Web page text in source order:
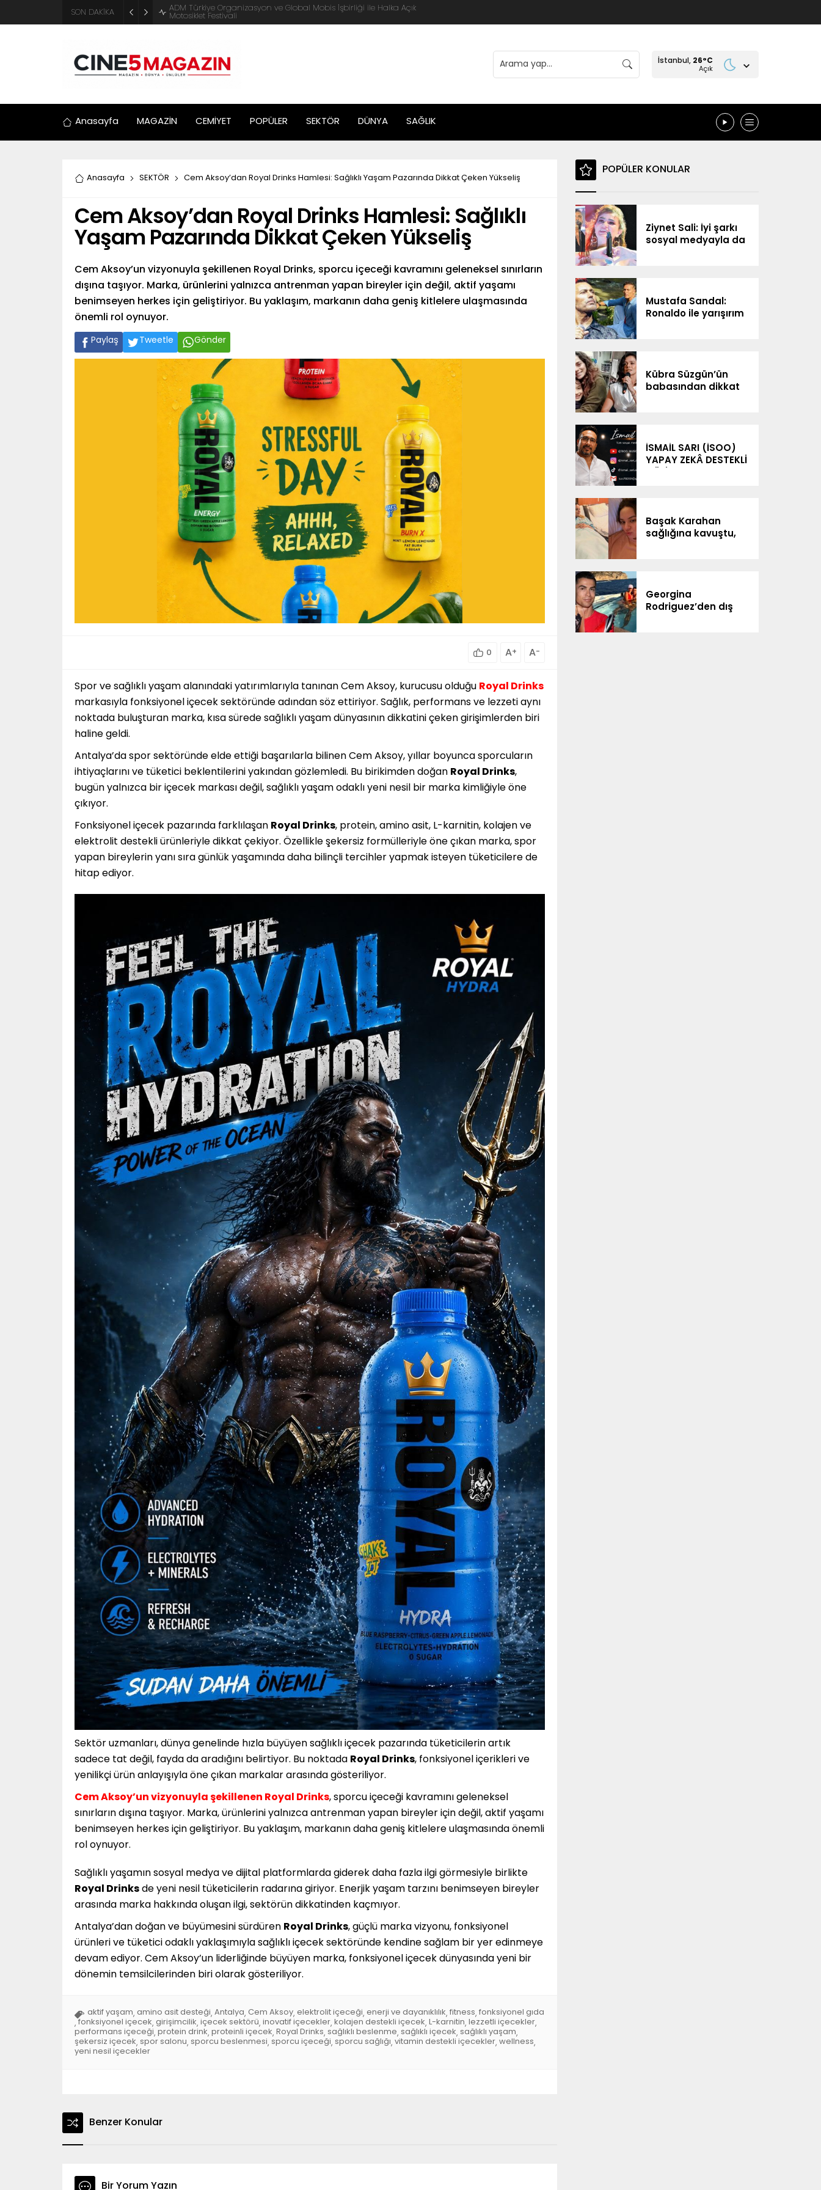
SON DAKİKA
ADM Türkiye Organizasyon ve Global Mobis İşbirliği ile Halka Açık
Motosiklet Festivali
İstanbul, 26°C
Açık
Anasayfa MAGAZİN CEMİYET POPÜLER SEKTÖR DÜNYA SAĞLIK
Anasayfa SEKTÖR Cem Aksoy’dan Royal Drinks Hamlesi: Sağlıklı Yaşam Pazarında Dikkat Çeken Yükseliş
Cem Aksoy’dan Royal Drinks Hamlesi: Sağlıklı
Yaşam Pazarında Dikkat Çeken Yükseliş
Cem Aksoy’un vizyonuyla şekillenen Royal Drinks, sporcu içeceği kavramını geleneksel sınırların
dışına taşıyor. Marka, ürünlerini yalnızca antrenman yapan bireyler için değil, aktif yaşamı
benimseyen herkes için geliştiriyor. Bu yaklaşım, markanın daha geniş kitlelere ulaşmasında
önemli rol oynuyor.
Paylaş Tweetle Gönder
0 A+ A-
Spor ve sağlıklı yaşam alanındaki yatırımlarıyla tanınan Cem Aksoy, kurucusu olduğu Royal Drinks
markasıyla fonksiyonel içecek sektöründe adından söz ettiriyor. Sağlık, performans ve lezzeti aynı
noktada buluşturan marka, kısa sürede sağlıklı yaşam dünyasının dikkatini çeken girişimlerden biri
haline geldi.
Antalya’da spor sektöründe elde ettiği başarılarla bilinen Cem Aksoy, yıllar boyunca sporcuların
ihtiyaçlarını ve tüketici beklentilerini yakından gözlemledi. Bu birikimden doğan Royal Drinks,
bugün yalnızca bir içecek markası değil, sağlıklı yaşam odaklı yeni nesil bir marka kimliğiyle öne
çıkıyor.
Fonksiyonel içecek pazarında farklılaşan Royal Drinks, protein, amino asit, L-karnitin, kolajen ve
elektrolit destekli ürünleriyle dikkat çekiyor. Özellikle şekersiz formülleriyle öne çıkan marka, spor
yapan bireylerin yanı sıra günlük yaşamında daha bilinçli tercihler yapmak isteyen tüketicilere de
hitap ediyor.
Sektör uzmanları, dünya genelinde hızla büyüyen sağlıklı içecek pazarında tüketicilerin artık
sadece tat değil, fayda da aradığını belirtiyor. Bu noktada Royal Drinks, fonksiyonel içerikleri ve
yenilikçi ürün anlayışıyla öne çıkan markalar arasında gösteriliyor.
Cem Aksoy’un vizyonuyla şekillenen Royal Drinks, sporcu içeceği kavramını geleneksel
sınırların dışına taşıyor. Marka, ürünlerini yalnızca antrenman yapan bireyler için değil, aktif yaşamı
benimseyen herkes için geliştiriyor. Bu yaklaşım, markanın daha geniş kitlelere ulaşmasında önemli
rol oynuyor.
Sağlıklı yaşamın sosyal medya ve dijital platformlarda giderek daha fazla ilgi görmesiyle birlikte
Royal Drinks de yeni nesil tüketicilerin radarına giriyor. Enerjik yaşam tarzını benimseyen bireyler
arasında marka hakkında oluşan ilgi, sektörün dikkatinden kaçmıyor.
Antalya’dan doğan ve büyümesini sürdüren Royal Drinks, güçlü marka vizyonu, fonksiyonel
ürünleri ve tüketici odaklı yaklaşımıyla sağlıklı içecek sektöründe kendine sağlam bir yer edinmeye
devam ediyor. Cem Aksoy’un liderliğinde büyüyen marka, fonksiyonel içecek dünyasında yeni bir
dönemin temsilcilerinden biri olarak gösteriliyor.
aktif yaşam, amino asit desteği, Antalya, Cem Aksoy, elektrolit içeceği, enerji ve dayanıklılık, fitness, fonksiyonel gıda
, fonksiyonel içecek, girişimcilik, içecek sektörü, inovatif içecekler, kolajen destekli içecek, L-karnitin, lezzetli içecekler,
performans içeceği, protein drink, proteinli içecek, Royal Drinks, sağlıklı beslenme, sağlıklı içecek, sağlıklı yaşam,
şekersiz içecek, spor salonu, sporcu beslenmesi, sporcu içeceği, sporcu sağlığı, vitamin destekli içecekler, wellness,
yeni nesil içecekler
Benzer Konular
Bir Yorum Yazın
POPÜLER KONULAR
Ziynet Sali: İyi şarkı
sosyal medyayla da
Mustafa Sandal:
Ronaldo ile yarışırım
Kübra Süzgün’ün
babasından dikkat
İSMAİL SARI (İSOO)
YAPAY ZEKÂ DESTEKLİ
Başak Karahan
sağlığına kavuştu,
Georgina
Rodriguez’den dış